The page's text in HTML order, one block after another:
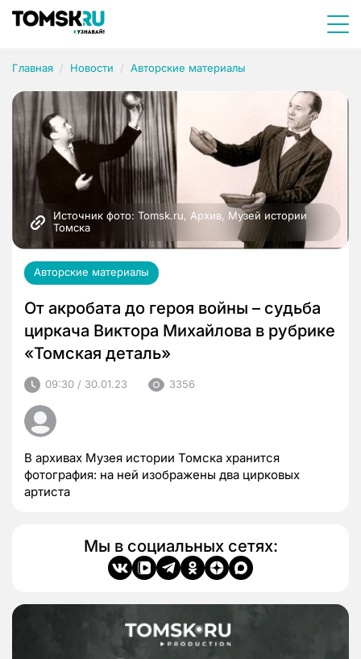
Главная Новости Авторские материалы
Источник фото: Tomsk.ru, Архив, Музей истории
Томска
Авторские материалы
От акробата до героя войны – судьба
циркача Виктора Михайлова в рубрике
«Томская деталь»
09:30 / 30.01.23 3356
В архивах Музея истории Томска хранится
фотография: на ней изображены два цирковых
артиста
Мы в социальных сетях: